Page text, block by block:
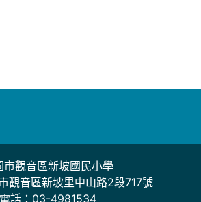
市觀音區新坡國民小學
觀音區新坡里中山路2段717號
電話：03-4981534